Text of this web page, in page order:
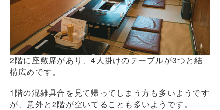
2階に座敷席があり、4人掛けのテーブルが3つと結
構広めです。
1階の混雑具合を見て帰ってしまう方も多いようです
が、意外と2階が空いてることも多いようです。